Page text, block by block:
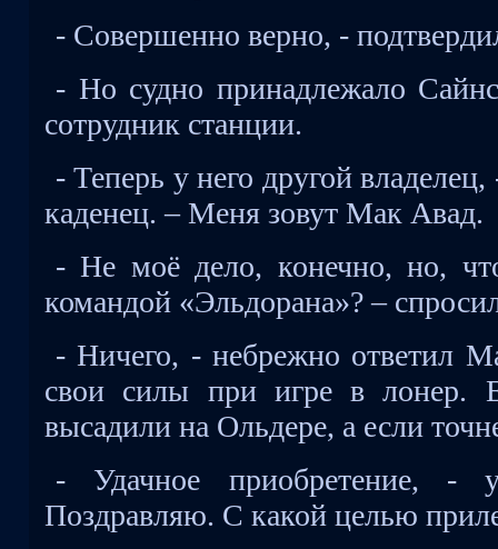
- Совершенно верно, -
- Но судно принадлежало
сотрудник станции.
- Теперь у него другой
каденец. – Меня зовут Мак Авад.
- Не моё дело, конечно, но,
командой «Эльдорана»? –
- Ничего, - небрежно ответил
свои силы при игре в лонер.
высадили на Ольдере, а если
- Удачное приобретение, -
Поздравляю. С какой целью